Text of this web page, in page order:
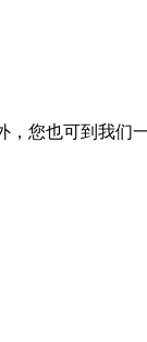
，您也可到我